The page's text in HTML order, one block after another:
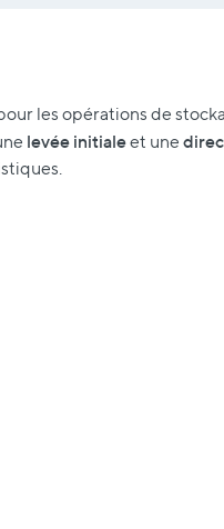
les opérations de
levée initialeet une